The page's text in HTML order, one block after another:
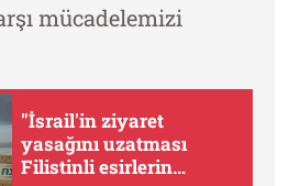
mücadelemizi
"İsrail'in ziyaret
yasağını uzatması
Filistinli esirlerin